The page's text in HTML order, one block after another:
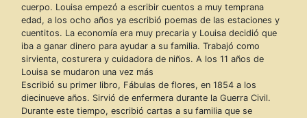
cuerpo. Louisa empezó a escribir cuentos a muy temprana
edad, a los ocho años ya escribió poemas de las estaciones y
cuentitos. La economía era muy precaria y Louisa decidió que
iba a ganar dinero para ayudar a su familia. Trabajó como
sirvienta, costurera y cuidadora de niños. A los 11 años de
Louisa se mudaron una vez más
Escribió su primer libro, Fábulas de flores, en 1854 a los
diecinueve años. Sirvió de enfermera durante la Guerra Civil.
Durante este tiempo, escribió cartas a su familia que se